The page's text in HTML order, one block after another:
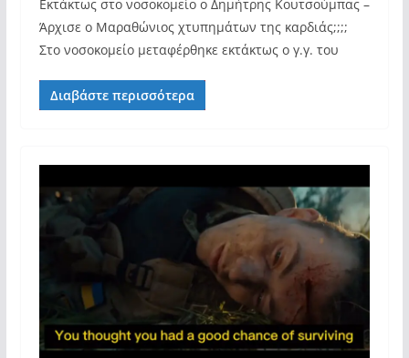
Εκτάκτως στο νοσοκομείο ο Δημήτρης Κουτσούμπας –
Άρχισε ο Μαραθώνιος χτυπημάτων της καρδιάς;;;;
Στο νοσοκομείο μεταφέρθηκε εκτάκτως ο γ.γ. του
Διαβάστε περισσότερα